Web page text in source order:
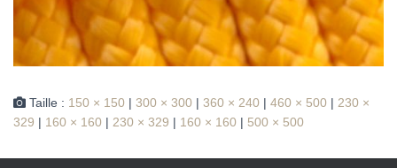
Taille : 150 × 150 | 300 × 300 | 360 × 240 | 460 × 500 | 230 ×
329 | 160 × 160 | 230 × 329 | 160 × 160 | 500 × 500